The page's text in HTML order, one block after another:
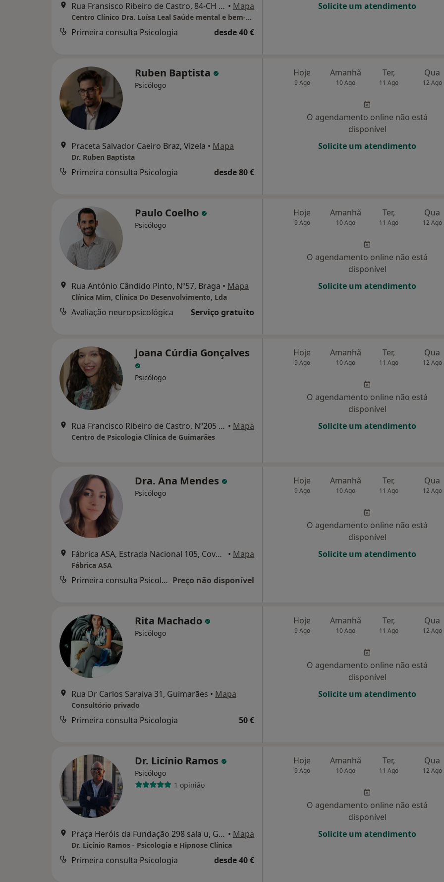
Rua Fransisco Ribeiro de Castro, 84-CH Guimarães, Guimarães • Mapa
Centro Clínico Dra. Luísa Leal Saúde mental e bem-estar
Primeira consulta Psicologia desde 40 €
Solicite um atendimento
Ruben Baptista
Psicólogo
Praceta Salvador Caeiro Braz, Vizela • Mapa
Dr. Ruben Baptista
Primeira consulta Psicologia desde 80 €
Hoje
9 Ago
Amanhã
10 Ago
Ter,
11 Ago
Qua
12 Ago
O agendamento online não está
disponível
Solicite um atendimento
Paulo Coelho
Psicólogo
Rua António Cândido Pinto, Nº57, Braga • Mapa
Clínica Mim, Clínica Do Desenvolvimento, Lda
Avaliação neuropsicológica Serviço gratuito
Hoje
9 Ago
Amanhã
10 Ago
Ter,
11 Ago
Qua
12 Ago
O agendamento online não está
disponível
Solicite um atendimento
Joana Cúrdia Gonçalves
Psicólogo
Rua Francisco Ribeiro de Castro, Nº205 Azurém, Guimarães • Mapa
Centro de Psicologia Clínica de Guimarães
Hoje
9 Ago
Amanhã
10 Ago
Ter,
11 Ago
Qua
12 Ago
O agendamento online não está
disponível
Solicite um atendimento
Dra. Ana Mendes
Psicólogo
Fábrica ASA, Estrada Nacional 105, Covas – Polvoreira, Guimarães • Mapa
Fábrica ASA
Primeira consulta Psicologia Preço não disponível
Hoje
9 Ago
Amanhã
10 Ago
Ter,
11 Ago
Qua
12 Ago
O agendamento online não está
disponível
Solicite um atendimento
Rita Machado
Psicólogo
Rua Dr Carlos Saraiva 31, Guimarães • Mapa
Consultório privado
Primeira consulta Psicologia 50 €
Hoje
9 Ago
Amanhã
10 Ago
Ter,
11 Ago
Qua
12 Ago
O agendamento online não está
disponível
Solicite um atendimento
Dr. Licínio Ramos
Psicólogo
1 opinião
Praça Heróis da Fundação 298 sala u, Guimarães • Mapa
Dr. Licínio Ramos - Psicologia e Hipnose Clínica
Primeira consulta Psicologia desde 40 €
Hoje
9 Ago
Amanhã
10 Ago
Ter,
11 Ago
Qua
12 Ago
O agendamento online não está
disponível
Solicite um atendimento